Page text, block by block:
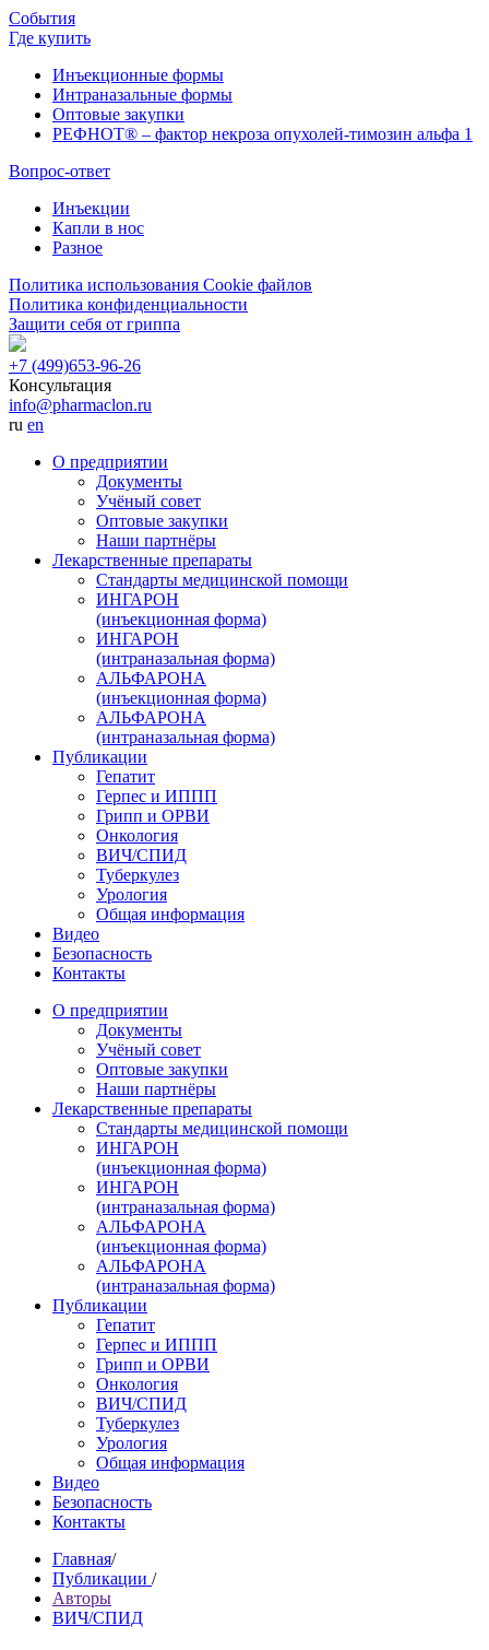
События
Где купить
Инъекционные формы
Интраназальные формы
Оптовые закупки
РЕФНОТ® – фактор некроза опухолей-тимозин альфа 1
Вопрос-ответ
Инъекции
Капли в нос
Разное
Политика использования Cookie файлов
Политика конфиденциальности
Защити себя от гриппа
+7 (499)653-96-26
Консультация
info@pharmaclon.ru
ru en
О предприятии
Документы
Учёный совет
Оптовые закупки
Наши партнёры
Лекарственные препараты
Стандарты медицинской помощи
ИНГАРОН
(инъекционная форма)
ИНГАРОН
(интраназальная форма)
АЛЬФАРОНА
(инъекционная форма)
АЛЬФАРОНА
(интраназальная форма)
Публикации
Гепатит
Герпес и ИППП
Грипп и ОРВИ
Онкология
ВИЧ/СПИД
Туберкулез
Урология
Общая информация
Видео
Безопасность
Контакты
О предприятии
Документы
Учёный совет
Оптовые закупки
Наши партнёры
Лекарственные препараты
Стандарты медицинской помощи
ИНГАРОН
(инъекционная форма)
ИНГАРОН
(интраназальная форма)
АЛЬФАРОНА
(инъекционная форма)
АЛЬФАРОНА
(интраназальная форма)
Публикации
Гепатит
Герпес и ИППП
Грипп и ОРВИ
Онкология
ВИЧ/СПИД
Туберкулез
Урология
Общая информация
Видео
Безопасность
Контакты
Главная/
Публикации /
Авторы
ВИЧ/СПИД